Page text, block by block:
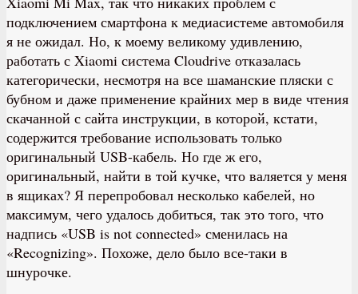
подключением смартфона к медиасистеме автомобиля
я не ожидал. Но, к моему великому удивлению,
работать с Xiaomi система Cloudrive отказалась
категорически, несмотря на все шаманские пляски с
бубном и даже применение крайних мер в виде чтения
скачанной с сайта инструкции, в которой, кстати,
содержится требование использовать только
оригинальный USB-кабель. Но где ж его,
оригинальный, найти в той кучке, что валяется у меня
в ящиках? Я перепробовал несколько кабелей, но
максимум, чего удалось добиться, так это того, что
надпись «USB is not connected» сменилась на
«Recognizing». Похоже, дело было все-таки в
шнурочке.